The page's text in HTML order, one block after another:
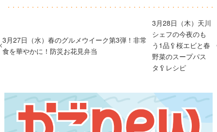
3月27日（水）春のグルメウイーク第3弾！非常
食を華やかに！防災お花見弁当
3月28日（木）天川
シェフの今夜のも
う1品🥄桜エビと春
野菜のスープパス
タ🥄レシピ